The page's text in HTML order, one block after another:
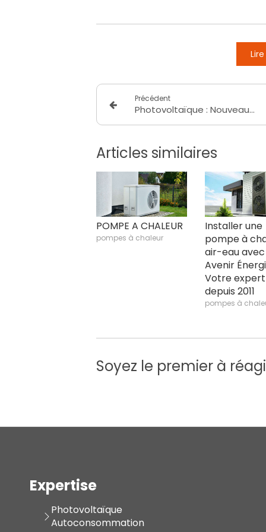
Précédent
Photovoltaïque : Nouveaux Tarifs et Primes à l'Été 2025
Articles similaires
POMPE A CHALEUR
pompes à chaleur
Installer une
pompe à
air-eau avec
Avenir
Votre expert
depuis 2011
pompes à
Soyez le premier à
Expertise
Photovoltaïque
Autoconsommation